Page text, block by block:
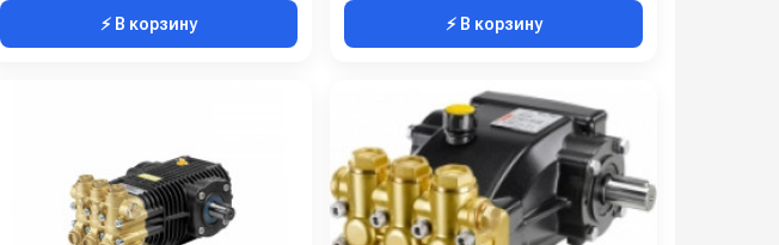
⚡ В корзину ⚡ В корзину